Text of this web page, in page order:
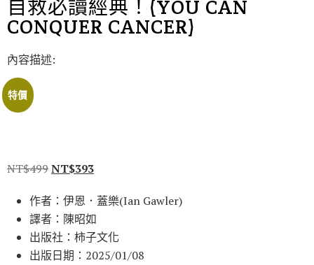
自救必讀經典！(YOU CAN
CONQUER CANCER)
內容描述:
特價
NT$499NT$393
作者：伊恩．蓋樂(Ian Gawler)
譯者：陳昭如
出版社：柿子文化
出版日期：2025/01/08